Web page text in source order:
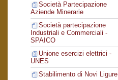
Società Partecipazione
Aziende Minerarie
Società partecipazione
Industriali e Commerciali -
SPAICO
Unione esercizi elettrici -
UNES
Stabilimento di Novi Ligure